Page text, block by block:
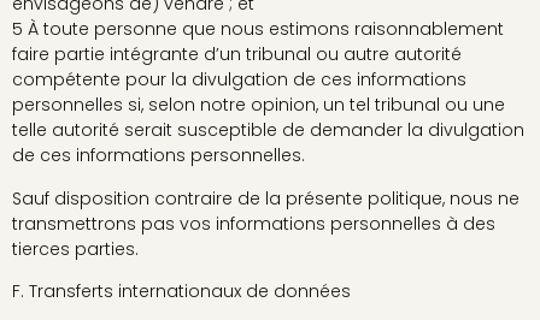
5 À toute personne que nous estimons raisonnablement
faire partie intégrante d’un tribunal ou autre autorité
compétente pour la divulgation de ces informations
personnelles si, selon notre opinion, un tel tribunal ou une
telle autorité serait susceptible de demander la divulgation
de ces informations personnelles.
Sauf disposition contraire de la présente politique, nous ne
transmettrons pas vos informations personnelles à des
tierces parties.
F. Transferts internationaux de données